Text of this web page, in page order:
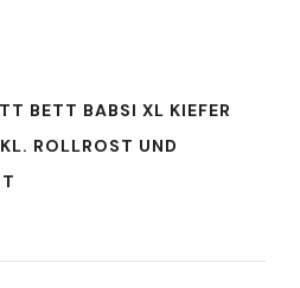
BETT BABSI XL KIEFER
ROLLROST UND